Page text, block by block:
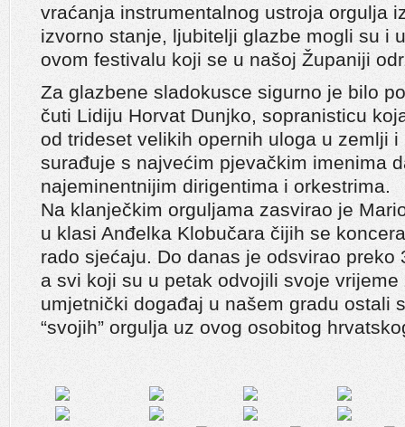
vraćanja instrumentalnog ustroja orgulja
izvorno stanje, ljubitelji glazbe mogli su i
ovom festivalu koji se u našoj Županiji
Za glazbene sladokusce sigurno je bilo
čuti Lidiju Horvat Dunjko, sopranisticu
od trideset velikih opernih uloga u zemlji
surađuje s najvećim pjevačkim imenima
najeminentnijim dirigentima i orkestrima.
Na klanječkim orguljama zasvirao je
u klasi Anđelka Klobučara čijih se
rado sjećaju. Do danas je odsvirao preko
a svi koji su u petak odvojili svoje
umjetnički događaj u našem gradu ostali
“svojih” orgulja uz ovog osobitog